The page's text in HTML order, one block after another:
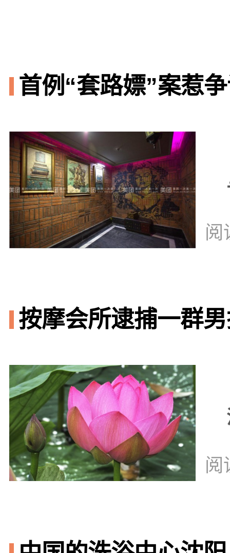
首例“套路嫖”案惹
阅
按摩会所逮捕一群
阅